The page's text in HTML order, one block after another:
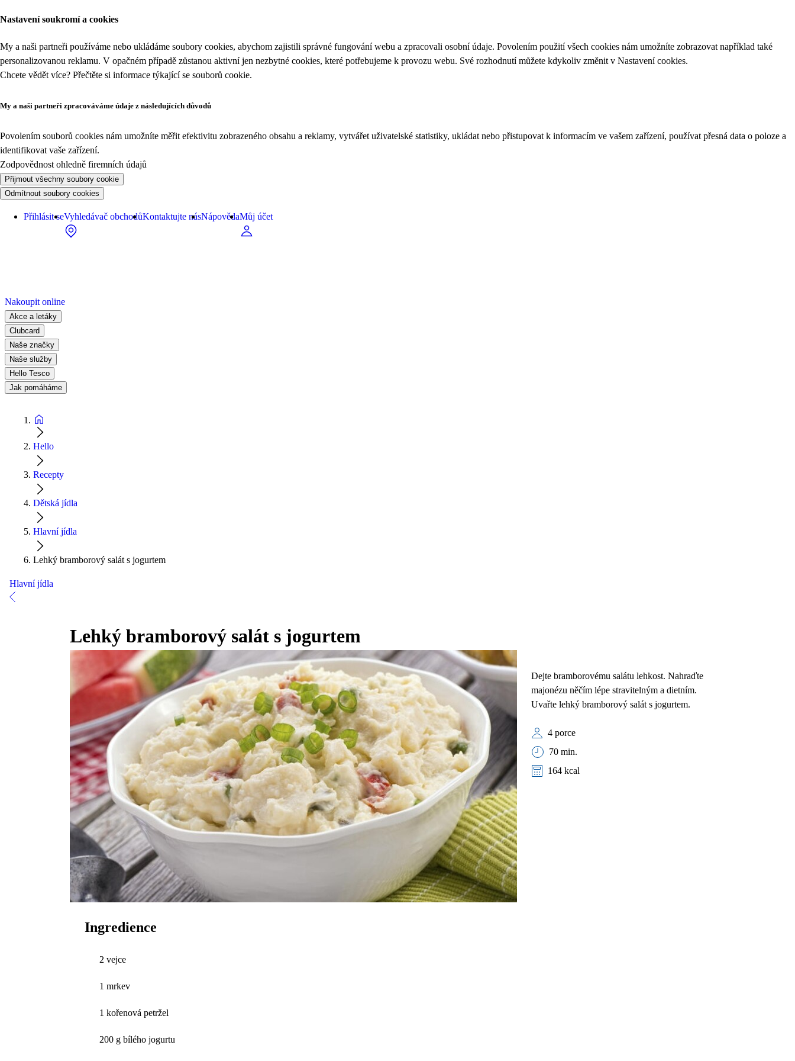
Nastavení soukromí a cookies
My a naši partneři používáme nebo ukládáme soubory cookies, abychom zajistili správné fungování webu a zpracovali osobní údaje. Povolením použití všech cookies nám umožníte zobrazovat například také
personalizovanou reklamu. V opačném případě zůstanou aktivní jen nezbytné cookies, které potřebujeme k provozu webu. Své rozhodnutí můžete kdykoliv změnit v Nastavení cookies.
Chcete vědět více? Přečtěte si informace týkající se souborů cookie.
My a naši partneři zpracováváme údaje z následujících důvodů
Povolením souborů cookies nám umožníte měřit efektivitu zobrazeného obsahu a reklamy, vytvářet uživatelské statistiky, ukládat nebo přistupovat k informacím ve vašem zařízení, používat přesná data o poloze a
identifikovat vaše zařízení.
Zodpovědnost ohledně firemních údajů
Přijmout všechny soubory cookie
Odmítnout soubory cookies
Přihlásit seVyhledávač obchodůKontaktujte násNápovědaMůj účet
Nakoupit online
Akce a letáky
Clubcard
Naše značky
Naše služby
Hello Tesco
Jak pomáháme
Hello
Recepty
Dětská jídla
Hlavní jídla
Lehký bramborový salát s jogurtem
Hlavní jídla
Lehký bramborový salát s jogurtem
Dejte bramborovému salátu lehkost. Nahraďte
majonézu něčím lépe stravitelným a dietním.
Uvařte lehký bramborový salát s jogurtem.
4 porce
70 min.
164 kcal
Ingredience
2 vejce
1 mrkev
1 kořenová petržel
200 g bílého jogurtu